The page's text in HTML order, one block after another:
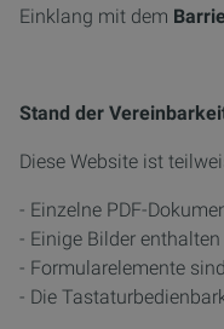
Einklang mit dem
Stand der
Diese Website ist
- Einzelne PDF-
- Einige Bilder
- Formularelemente
- Die